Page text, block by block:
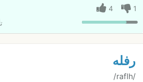
1
4
رفله
/raflh/